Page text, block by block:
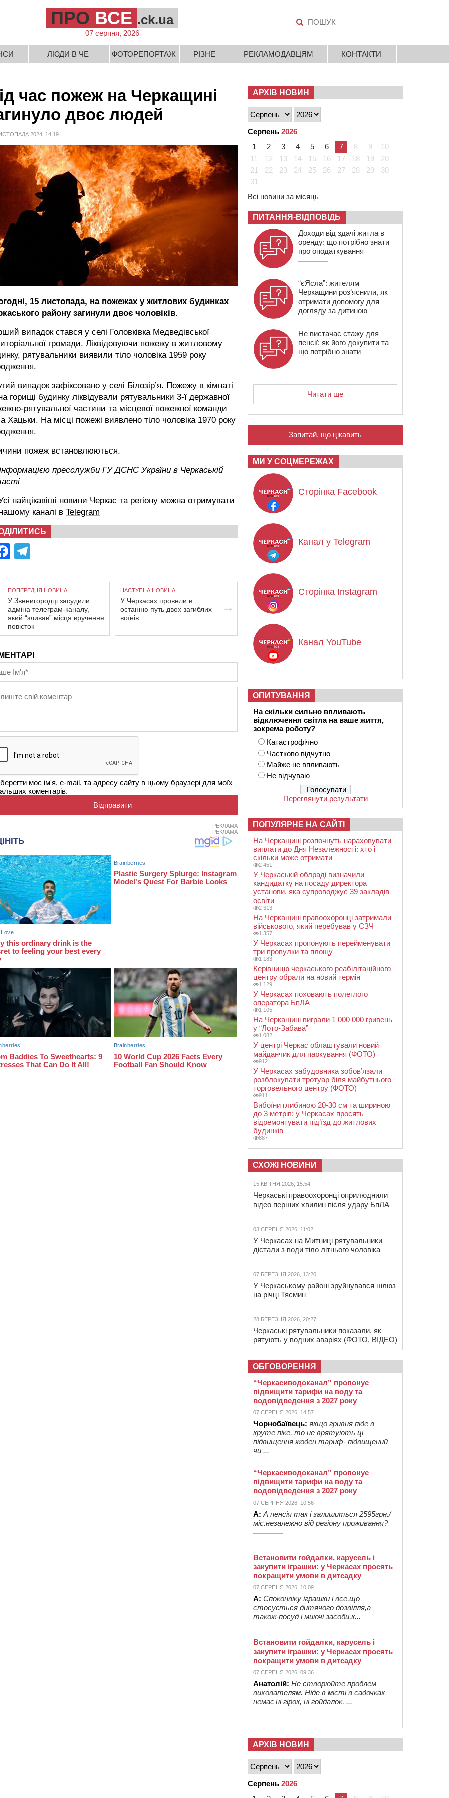
ПРО ВСЕ .ck.ua
07 серпня, 2026
ЛЮДИ В ЧЕ ФОТОРЕПОРТАЖ РІЗНЕ РЕКЛАМОДАВЦЯМ КОНТАКТИ
час пожеж на Черкащині
двоє людей
2024, 14:19
15 листопада, на пожежах у житлових будинках
району загинули двоє чоловіків.
випадок стався у селі Головківка Медведівської
громади. Ліквідовуючи пожежу в житловому
рятувальники виявили тіло чоловіка 1959 року
випадок зафіксовано у селі Білозір’я. Пожежу в кімнаті
горищі будинку ліквідували рятувальники 3-ї державної
рятувальної частини та місцевої пожежної команди
Хацьки. На місці пожежі виявлено тіло чоловіка 1970 року
пожеж встановлюються.
пресслужби ГУ ДСНС України в Черкаській
найцікавіші новини Черкас та регіону можна отримувати
каналі в Telegram
Facebook
ПОПЕРЕДНЯ НОВИНА
У Звенигородці засудили
адміна телеграм-каналу,
який “зливав” місця вручення
повісток
НАСТУПНА НОВИНА
У Черкасах провели в
останню путь двох загиблих
воїнів
моє ім'я, e-mail, та адресу сайту в цьому браузері для моїх
коментарів.
РЕКЛАМА
РЕКЛАМА
АРХІВ НОВИН
Серпень 2026
1
2 3 4 5 6 7 8 9
10
11
12 13 14 15 16 17 18 19
20
21
22 23 24 25 26 27 28 29
30
31
Всі новини за місяць
ПИТАННЯ-ВІДПОВІДЬ
Доходи від здачі житла в
оренду: що потрібно знати
про оподаткування
“єЯсла”: жителям
Черкащини роз’яснили, як
отримати допомогу для
догляду за дитиною
Не вистачає стажу для
пенсії: як його докупити та
що потрібно знати
Читати ще
Запитай, що цікавить
МИ У СОЦМЕРЕЖАХ
Сторінка Facebook
Канал у Telegram
Сторінка Instagram
Канал YouTube
ОПИТУВАННЯ
На скільки сильно впливають
відключення світла на ваше життя,
зокрема роботу?
Катастрофічно
Частково відчутно
Майже не впливають
Не відчуваю
Переглянути результати
ПОПУЛЯРНЕ НА САЙТІ
На Черкащині розпочнуть нараховувати
виплати до Дня Незалежності: хто і
скільки може отримати
2 451
У Черкаській облраді визначили
кандидатку на посаду директора
установи, яка супроводжує 39 закладів
освіти
2 313
На Черкащині правоохоронці затримали
військового, який перебував у СЗЧ
1 357
У Черкасах пропонують перейменувати
три провулки та площу
1 183
Керівницю черкаського реабілітаційного
центру обрали на новий термін
1 129
У Черкасах поховають полеглого
оператора БпЛА
1 105
На Черкащині виграли 1 000 000 гривень
у “Лото-Забава”
1 082
У центрі Черкас облаштували новий
майданчик для паркування (ФОТО)
912
У Черкасах забудовника зобов’язали
розблокувати тротуар біля майбутнього
торговельного центру (ФОТО)
911
Вибоїни глибиною 20-30 см та шириною
до 3 метрів: у Черкасах просять
відремонтувати під’їзд до житлових
будинків
887
СХОЖІ НОВИНИ
15 КВІТНЯ 2026, 15:54
Черкаські правоохоронці оприлюднили
відео перших хвилин після удару БпЛА
03 СЕРПНЯ 2026, 11:02
У Черкасах на Митниці рятувальники
дістали з води тіло літнього чоловіка
07 БЕРЕЗНЯ 2026, 13:20
У Черкаському районі зруйнувався шлюз
на річці Тясмин
28 БЕРЕЗНЯ 2026, 20:27
Черкаські рятувальники показали, як
рятують у водних аваріях (ФОТО, ВІДЕО)
ОБГОВОРЕННЯ
“Черкасиводоканал” пропонує
підвищити тарифи на воду та
водовідведення з 2027 року
07 СЕРПНЯ 2026, 14:57
Чорнобаївець: якщо гривня піде в
круте піке, то не врятують ці
підвищення жоден тариф- підвищений
чи ...
“Черкасиводоканал” пропонує
підвищити тарифи на воду та
водовідведення з 2027 року
07 СЕРПНЯ 2026, 10:56
А: А пенсія так і залишиться 2595грн./
міс.незалежно від регіону проживання?
Встановити гойдалки, карусель і
закупити іграшки: у Черкасах просять
покращити умови в дитсадку
07 СЕРПНЯ 2026, 10:09
А: Споконвіку іграшки і все,що
стосується дитячого дозвілля,а
також-посуд і миючі засоби,к...
Встановити гойдалки, карусель і
закупити іграшки: у Черкасах просять
покращити умови в дитсадку
07 СЕРПНЯ 2026, 09:36
Анатолій: Не створюйте проблем
вихователям. Ніде в місті в садочках
немає ні гірок, ні гойдалок, ...
АРХІВ НОВИН
Серпень 2026